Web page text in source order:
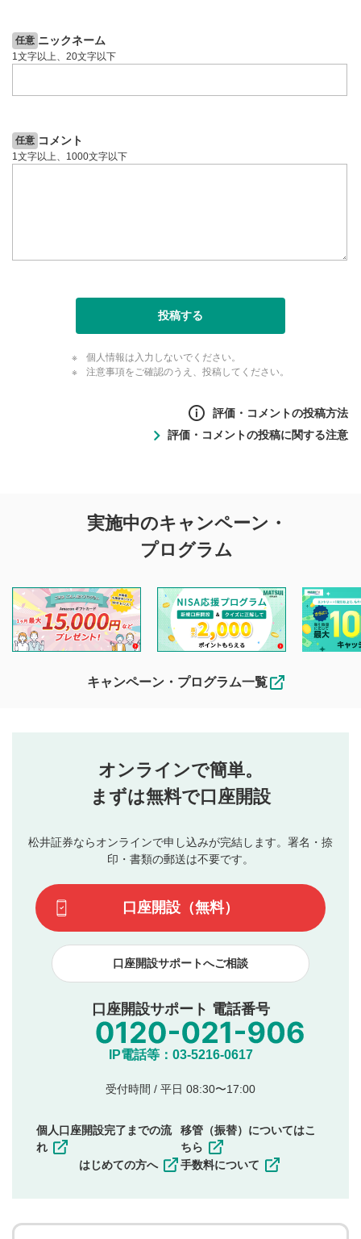
任意 ニックネーム
1文字以上、20文字以下
任意 コメント
1文字以上、1000文字以下
投稿する
個人情報は入力しないでください。
注意事項をご確認のうえ、投稿してください。
評価・コメントの投稿方法
投稿するボタン
星で評価をすると投稿できます。（お名前とコメント
3
動画の評価
です）
評価・コメントの投稿に関する注意
投稿に関する注意
を目的として、各動画コンテンツに、評価およびコメントの
投稿ができます。利用者は以下の注意事項をご理解のうえ、
閲覧および投稿を行うものとしてください。
他の利用者が動画を視聴される際の参考になるコメントをお
待ちしております。
なお、投稿をもって、本注意事項に同意されたものとみなし
行ってください。
当社は、利用者同士、もしくは利用者と第三者間のトラ
ブルによって生じた損害に対して一切の責任を負いませ
評価およびコメントは当社にて審査のうえ、掲載となり
ます。掲載されるまでに日数がかかる場合や掲載されない
てはお答えできません。各動画コンテンツへの掲載をもっ
て結果のご連絡といたします。ご了承ください。
下記の項目に該当すると判断された投稿内容は、掲載を
見合わせる場合がございます。
本動画コンテンツとは無関係の内容の投稿
他者への誹謗中傷や差別的表現投稿
公序良俗に反する内容の投稿
氏名、住所、電話番号など個人を特定できる情報の
他のサイトへの誘導や営利目的、広告・宣伝を目
他者の権利（商標、著作権、その他の知的財産
その他当社が不適切と判断した投稿
一度投稿した評価およびコメントの変更・削除はできま
実施中のキャンペーン・
プログラム
キャンペーン・プログラム一覧
オンラインで簡単。
まずは無料で口座開設
松井証券ならオンラインで申し込みが完結します。署名・捺
印・書類の郵送は不要です。
口座開設（無料）
口座開設サポートへご相談
口座開設サポート 電話番号
IP電話等：03-5216-0617
受付時間 / 平日 08:30〜17:00
個人口座開設完了までの流
れ
はじめての方へ
移管（振替）についてはこ
ちら
手数料について